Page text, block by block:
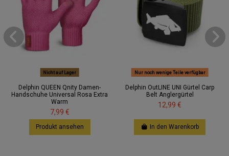
Nicht auf Lager
Delphin QUEEN Qnity Damen-
Handschuhe Universal Rosa Extra
Warm
7,99 €
Produkt ansehen
Nur noch wenige Teile verfügbar
Delphin OutLINE UNI Gürtel Carp
Belt Anglergürtel
12,99 €
In den Warenkorb